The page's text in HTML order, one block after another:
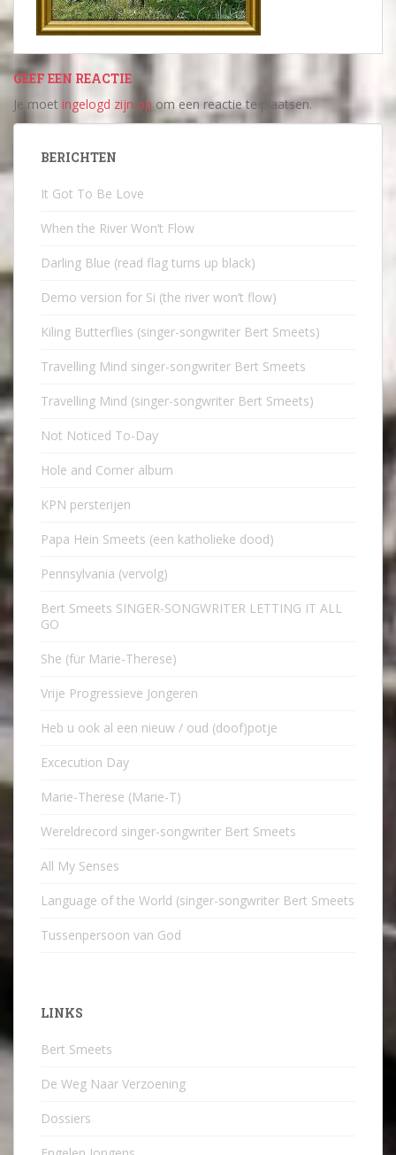
GEEF EEN REACTIE
Je moet ingelogd zijn opom een reactie te plaatsen.
BERICHTEN
It Got To Be Love
When the River Won’t Flow
Darling Blue (read flag turns up black)
Demo version for Si (the river won’t flow)
Kiling Butterflies (singer-songwriter Bert Smeets)
Travelling Mind singer-songwriter Bert Smeets
Travelling Mind (singer-songwriter Bert Smeets)
Not Noticed To-Day
Hole and Corner album
KPN persterijen
Papa Hein Smeets (een katholieke dood)
Pennsylvania (vervolg)
Bert Smeets SINGER-SONGWRITER LETTING IT ALL
GO
She (für Marie-Therese)
Vrije Progressieve Jongeren
Heb u ook al een nieuw / oud (doof)potje
Excecution Day
Marie-Therese (Marie-T)
Wereldrecord singer-songwriter Bert Smeets
All My Senses
Language of the World (singer-songwriter Bert Smeets
Tussenpersoon van God
LINKS
Bert Smeets
De Weg Naar Verzoening
Dossiers